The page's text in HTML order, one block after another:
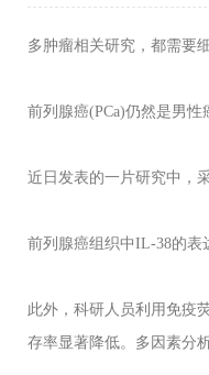
多肿瘤相关研究，都需要
前列腺癌(PCa)仍然是男性
近日发表的一片研究中，
前列腺癌组织中IL-38的表
此外，科研人员利用免疫
存率显著降低。多因素分